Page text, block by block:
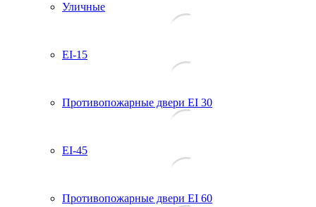
Уличные
EI-15
Противопожарные двери EI 30
EI-45
Противопожарные двери EI 60